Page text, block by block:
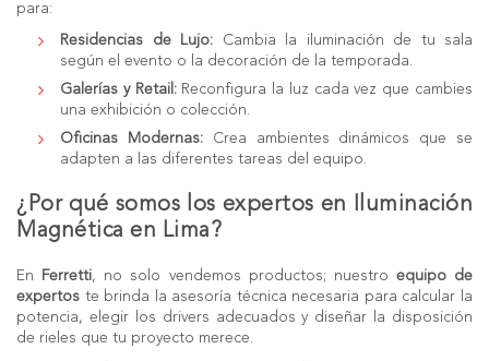
para:
Residencias de Lujo: Cambia la iluminación de tu sala
según el evento o la decoración de la temporada.
Galerías y Retail:Reconfigura la luz cada vez que cambies
una exhibición o colección.
Oficinas Modernas:Crea ambientes dinámicos que se
adapten a las diferentes tareas del equipo.
¿Por qué somos los expertos en Iluminación
Magnética en Lima?
En Ferretti, no solo vendemos productos; nuestro equipo de
expertos te brinda la asesoría técnica necesaria para calcular la
potencia, elegir los drivers adecuados y diseñar la disposición
de rieles que tu proyecto merece.